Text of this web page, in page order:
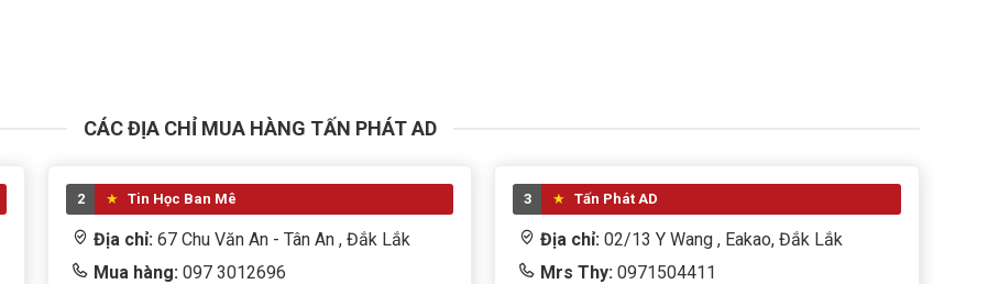
CÁC ĐỊA CHỈ MUA HÀNG TẤN PHÁT AD
2 Tin Học Ban Mê
Địa chỉ: 67 Chu Văn An - Tân An , Đắk Lắk
Mua hàng: 097 3012696
3 Tấn Phát AD
Địa chỉ:02/13 Y Wang , Eakao, Đắk Lắk
Mrs Thy: 0971504411